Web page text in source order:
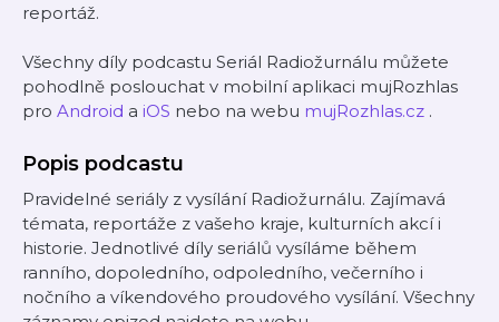
reportáž.
Všechny díly podcastu Seriál Radiožurnálu můžete
pohodlně poslouchat v mobilní aplikaci mujRozhlas
pro Android a iOS nebo na webu mujRozhlas.cz .
Popis podcastu
Pravidelné seriály z vysílání Radiožurnálu. Zajímavá
témata, reportáže z vašeho kraje, kulturních akcí i
historie. Jednotlivé díly seriálů vysíláme během
ranního, dopoledního, odpoledního, večerního i
nočního a víkendového proudového vysílání. Všechny